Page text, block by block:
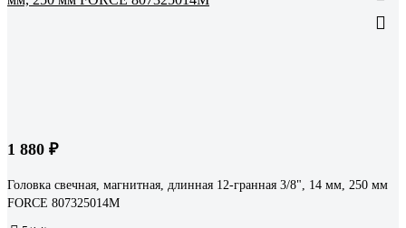
1 880 ₽
Головка свечная, магнитная, длинная 12-гранная 3/8", 14 мм, 250 мм
FORCE 807325014M